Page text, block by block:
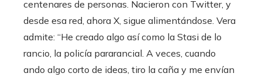
centenares de personas. Nacieron con Twitter, y
desde esa red, ahora X, sigue alimentándose. Vera
admite: “He creado algo así como la Stasi de lo
rancio, la policía pararancial. A veces, cuando
ando algo corto de ideas, tiro la caña y me envían